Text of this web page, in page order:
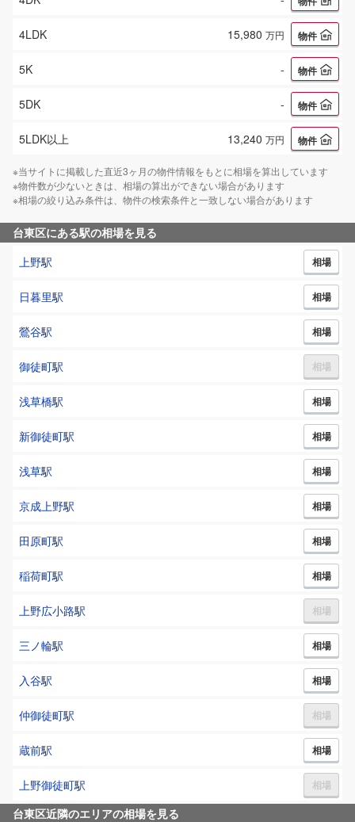
4LDK 15,980 万円 物件
5K - 物件
5DK - 物件
5LDK以上 13,240 万円 物件
※当サイトに掲載した直近3ヶ月の物件情報をもとに相場を算出しています
※物件数が少ないときは、相場の算出ができない場合があります
※相場の絞り込み条件は、物件の検索条件と一致しない場合があります
台東区にある駅の相場を見る
上野駅 相場
日暮里駅 相場
鶯谷駅 相場
御徒町駅 相場
浅草橋駅 相場
新御徒町駅 相場
浅草駅 相場
京成上野駅 相場
田原町駅 相場
稲荷町駅 相場
上野広小路駅 相場
三ノ輪駅 相場
入谷駅 相場
仲御徒町駅 相場
蔵前駅 相場
上野御徒町駅 相場
台東区近隣のエリアの相場を見る